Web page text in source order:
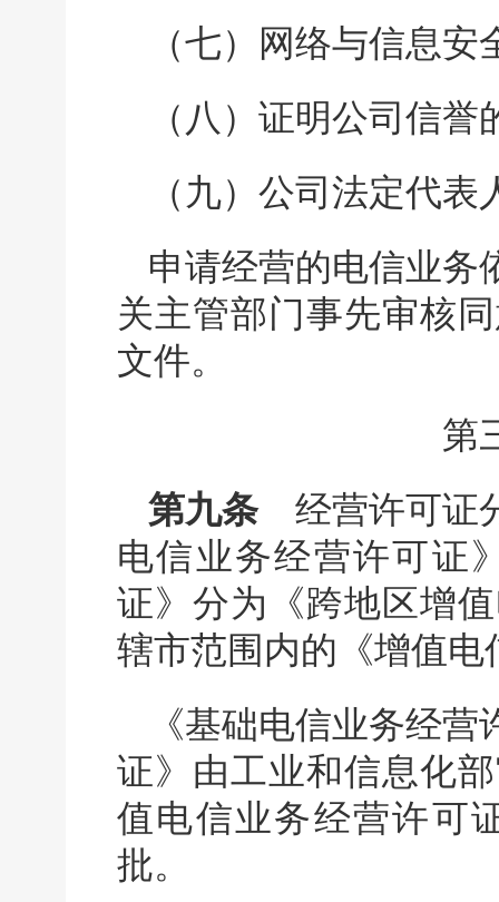
（七）网络与信息
（八）证明公司信
（九）公司法定代
申请经营的电信业务
关主管部门事先审核
文件。
第
第九条经营许可证
电信业务经营许可证
证》分为《跨地区增
辖市范围内的《增值
《基础电信业务经
证》由工业和信息化
值电信业务经营许可
批。